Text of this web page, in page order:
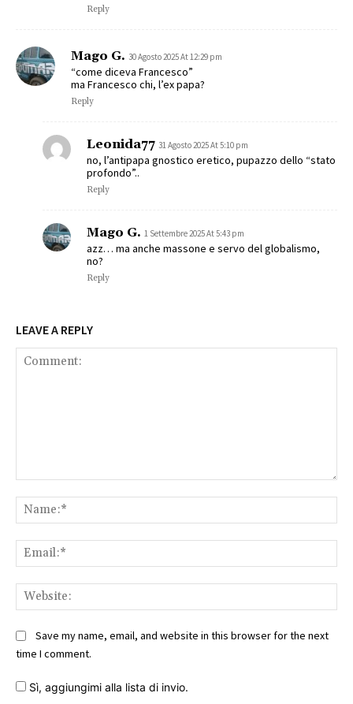
Reply
Mago G. 30 Agosto 2025 At 12:29 pm
“come diceva Francesco”
ma Francesco chi, l’ex papa?
Reply
Leonida77 31 Agosto 2025 At 5:10 pm
no, l’antipapa gnostico eretico, pupazzo dello “stato
profondo”..
Reply
Mago G. 1 Settembre 2025 At 5:43 pm
azz… ma anche massone e servo del globalismo,
no?
Reply
LEAVE A REPLY
Save my name, email, and website in this browser for the next
time I comment.
Sì, aggiungimi alla lista di invio.